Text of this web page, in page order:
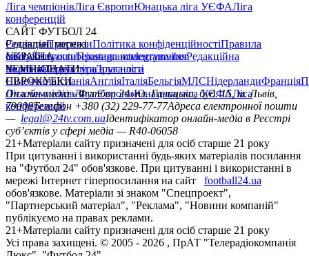
Ліга чемпіонівЛіга ЄвропиЮнацька ліга УЄФАЛіга
конференцій
САЙТ ФУТБОЛ 24
РедакціяПрогнозиПолітика конфіденційностіПравила
сайтуКонтактиПравила коментуванняРедакційна
політикаСтруктура власності
Соціальні мережі
facebookxyoutubeinstagramtelegramviber
УКРАЇНА
УкраїнаПерша лігаДруга ліга
ЧЕМПІОНАТИ
НімеччинаІспаніяАнгліяІталіяБельгіяМЛСНідерландиФранція
ЄВРОКУБКИ
Ліга чемпіонівЛіга ЄвропиЮнацька ліга УЄФАЛіга
конференцій
Онлайн-медіа «Футбол 24»пл. Галицька, буд. 15, м. Львів,
79008Телефон +380 (32) 229-77-77Адреса електронної пошти
— legal@24tv.com.uaІдентифікатор онлайн-медіа в Реєстрі
суб’єктів у сфері медіа — R40-06058
21+Матеріали сайту призначені для осіб старше 21 року
При цитуванні і використанні будь-яких матеріалів посилання
на "Футбол 24" обов'язкове. При цитуванні і використанні в
мережі Інтернет гіперпосилання на сайт
football24.ua
обов'язкове. Матеріали зі знаком "Спецпроект",
"Партнерський матеріал", "Реклама", "Новини компаній"
публікуємо на правах реклами.
21+Матеріали сайту призначені для осіб старше 21 року
Усi права захищенi. © 2005 - 2026 , ПрАТ "Телерадіокомпанія